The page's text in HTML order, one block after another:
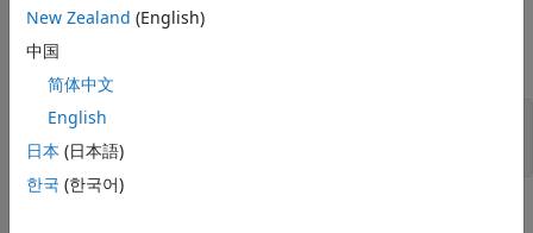
输出
全部展开
Port_1
标量 | 向量
New Zealand (English)
中国
简体中文
English
日本 (日本語)
한국 (한국어)